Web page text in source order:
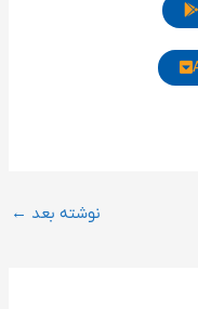
نوشته بعد ←